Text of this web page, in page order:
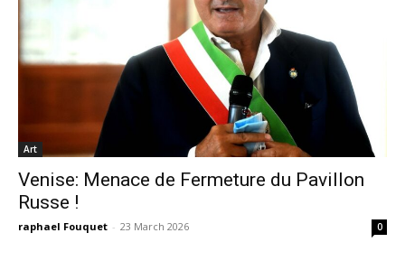
Art
Venise: Menace de Fermeture du Pavillon
Russe !
raphael Fouquet - 23 March 2026 0